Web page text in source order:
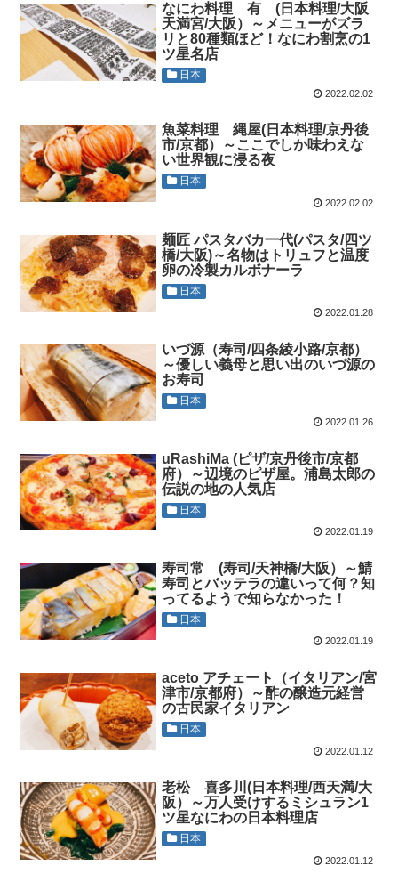
なにわ料理 有 (日本料理/大阪
天満宮/大阪）～メニューがズラ
リと80種類ほど！なにわ割烹の1
ツ星名店
2022.02.02
日本
魚菜料理 縄屋(日本料理/京丹後
市/京都）～ここでしか味わえな
い世界観に浸る夜
2022.02.02
日本
麺匠 パスタバカ一代(パスタ/四ツ
橋/大阪)～名物はトリュフと温度
卵の冷製カルボナーラ
2022.01.28
日本
いづ源（寿司/四条綾小路/京都）
～優しい義母と思い出のいづ源の
お寿司
2022.01.26
日本
uRashiMa (ピザ/京丹後市/京都
府）～辺境のピザ屋。浦島太郎の
伝説の地の人気店
2022.01.19
日本
寿司常 (寿司/天神橋/大阪）～鯖
寿司とバッテラの違いって何？知
ってるようで知らなかった！
2022.01.19
日本
aceto アチェート（イタリアン/宮
津市/京都府）～酢の醸造元経営
の古民家イタリアン
2022.01.12
日本
老松 喜多川(日本料理/西天満/大
阪）～万人受けするミシュラン1
ツ星なにわの日本料理店
2022.01.12
日本